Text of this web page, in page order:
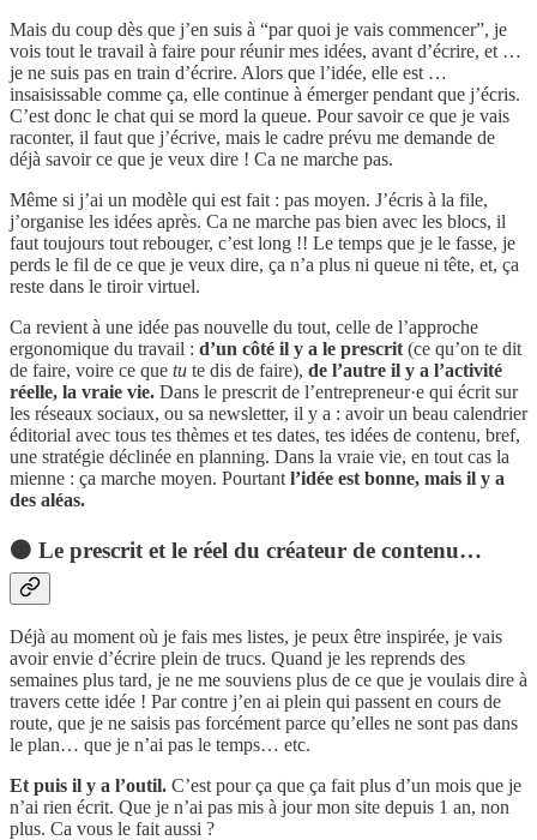
Mais du coup dès que j’en suis à “par quoi je vais commencer”, je
vois tout le travail à faire pour réunir mes idées, avant d’écrire, et …
je ne suis pas en train d’écrire. Alors que l’idée, elle est …
insaisissable comme ça, elle continue à émerger pendant que j’écris.
C’est donc le chat qui se mord la queue. Pour savoir ce que je vais
raconter, il faut que j’écrive, mais le cadre prévu me demande de
déjà savoir ce que je veux dire ! Ca ne marche pas.
Même si j’ai un modèle qui est fait : pas moyen. J’écris à la file,
j’organise les idées après. Ca ne marche pas bien avec les blocs, il
faut toujours tout rebouger, c’est long !! Le temps que je le fasse, je
perds le fil de ce que je veux dire, ça n’a plus ni queue ni tête, et, ça
reste dans le tiroir virtuel.
Ca revient à une idée pas nouvelle du tout, celle de l’approche
ergonomique du travail : d’un côté il y a le prescrit (ce qu’on te dit
de faire, voire ce que tu te dis de faire), de l’autre il y a l’activité
réelle, la vraie vie. Dans le prescrit de l’entrepreneur·e qui écrit sur
les réseaux sociaux, ou sa newsletter, il y a : avoir un beau calendrier
éditorial avec tous tes thèmes et tes dates, tes idées de contenu, bref,
une stratégie déclinée en planning. Dans la vraie vie, en tout cas la
mienne : ça marche moyen. Pourtant l’idée est bonne, mais il y a
des aléas.
🟠 Le prescrit et le réel du créateur de contenu…
Déjà au moment où je fais mes listes, je peux être inspirée, je vais
avoir envie d’écrire plein de trucs. Quand je les reprends des
semaines plus tard, je ne me souviens plus de ce que je voulais dire à
travers cette idée ! Par contre j’en ai plein qui passent en cours de
route, que je ne saisis pas forcément parce qu’elles ne sont pas dans
le plan… que je n’ai pas le temps… etc.
Et puis il y a l’outil. C’est pour ça que ça fait plus d’un mois que je
n’ai rien écrit. Que je n’ai pas mis à jour mon site depuis 1 an, non
plus. Ca vous le fait aussi ?